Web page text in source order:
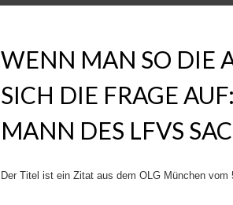
WENN MAN SO DIE
SICH DIE FRAGE
MANN DES LFVS
Der Titel ist ein Zitat aus dem OLG München vom